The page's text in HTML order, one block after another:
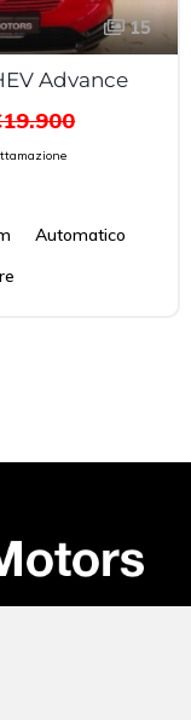
15
Advance
Automatico